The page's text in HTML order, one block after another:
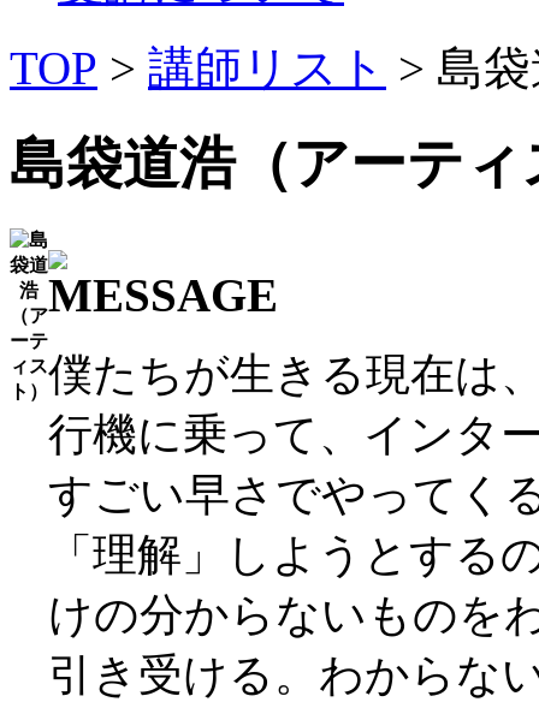
TOP > 講師リスト > 島
島袋道浩（アーティ
僕たちが生きる現在は
行機に乗って、インタ
すごい早さでやってく
「理解」しようとする
けの分からないものを
引き受ける。わからな